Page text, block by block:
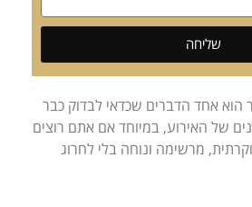
שליחה
הוא אחד הדברים שכדאי לבדוק כבר
של האירוע, במיוחד אם אתם רוצים
מרשימה ונוחה בלי לחרוג